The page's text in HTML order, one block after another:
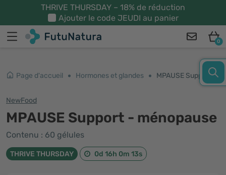
THRIVE THURSDAY – 18% de réduction
Ajouter le code JEUDI au panier
0
Page d'accueil Hormones et glandes MPAUSE Support - ménopause
NewFood
MPAUSE Support - ménopause
Contenu : 60 gélules
THRIVE THURSDAY 0d 16h 0m 12s